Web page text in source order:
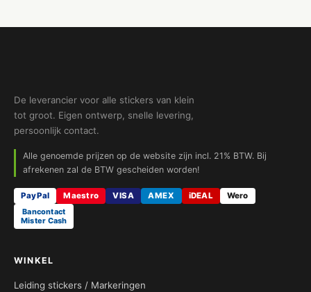
De leverancier voor alle stickers van klein
tot groot. Eigen ontwerp, snelle levering,
persoonlijk contact.
Alle genoemde prijzen op de website zijn incl. 21% BTW. Bij
afrekenen zal de BTW gescheiden worden!
PayPal Maestro VISA AMEX iDEAL
Wero
Bancontact
Mister Cash
WINKEL
Leiding stickers / Markeringen